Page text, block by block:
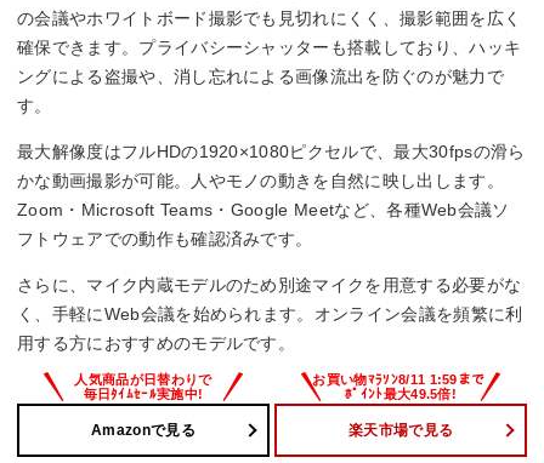
の会議やホワイトボード撮影でも見切れにくく、撮影範囲を広く
確保できます。プライバシーシャッターも搭載しており、ハッキ
ングによる盗撮や、消し忘れによる画像流出を防ぐのが魅力で
す。
最大解像度はフルHDの1920×1080ピクセルで、最大30fpsの滑ら
かな動画撮影が可能。人やモノの動きを自然に映し出します。
Zoom・Microsoft Teams・Google Meetなど、各種Web会議ソ
フトウェアでの動作も確認済みです。
さらに、マイク内蔵モデルのため別途マイクを用意する必要がな
く、手軽にWeb会議を始められます。オンライン会議を頻繁に利
用する方におすすめのモデルです。
Amazonで見る 楽天市場で見る